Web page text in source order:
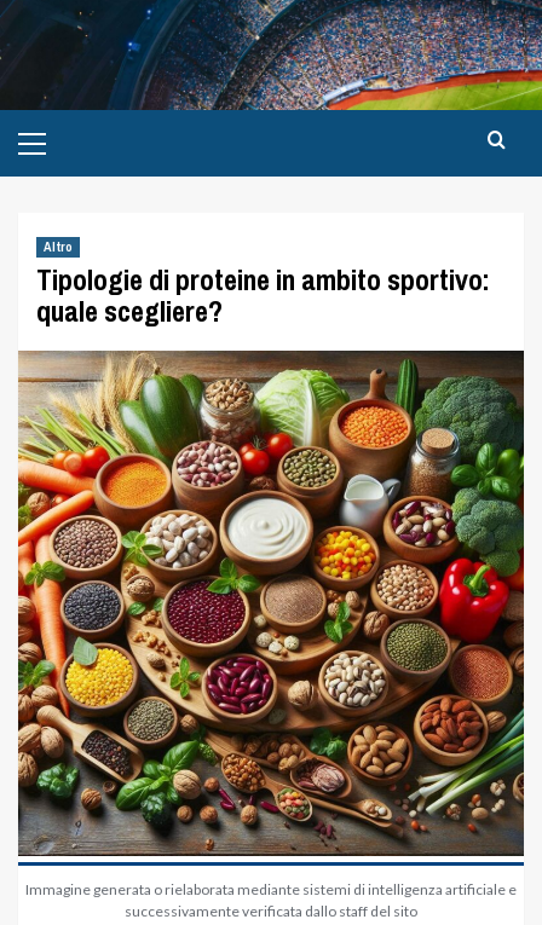
Altro
Tipologie di proteine in ambito sportivo:
quale scegliere?
Immagine generata o rielaborata mediante sistemi di intelligenza artificiale e
successivamente verificata dallo staff del sito